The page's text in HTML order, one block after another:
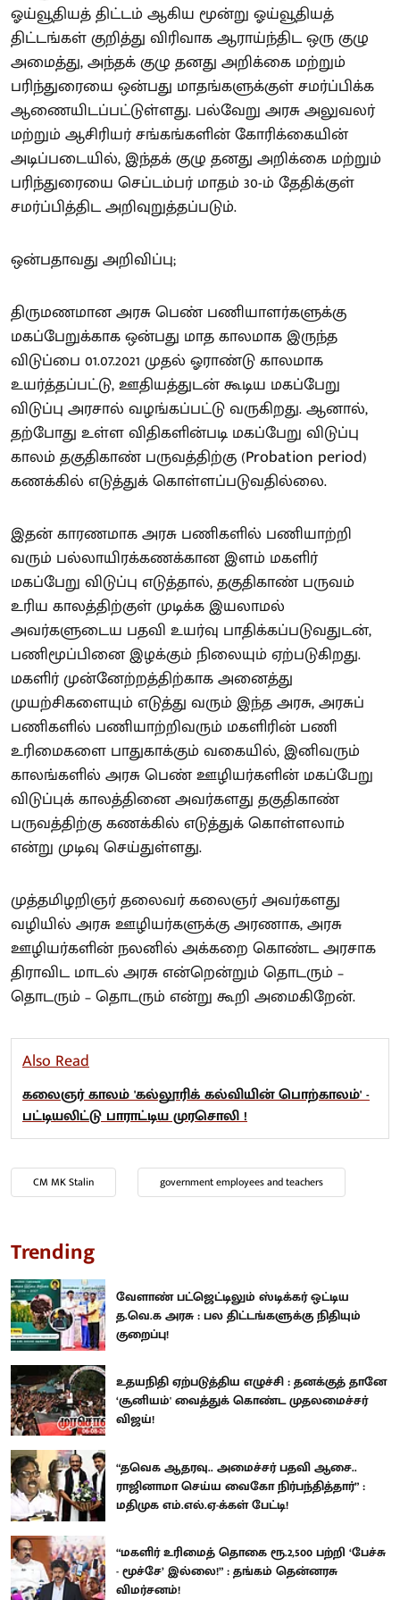
ஓய்வூதியத் திட்டம் ஆகிய மூன்று ஓய்வூதியத்
திட்டங்கள் குறித்து விரிவாக ஆராய்ந்திட ஒரு குழு
அமைத்து, அந்தக் குழு தனது அறிக்கை மற்றும்
பரிந்துரையை ஒன்பது மாதங்களுக்குள் சமர்ப்பிக்க
ஆணையிடப்பட்டுள்ளது. பல்வேறு அரசு அலுவலர்
மற்றும் ஆசிரியர் சங்கங்களின் கோரிக்கையின்
அடிப்படையில், இந்தக் குழு தனது அறிக்கை மற்றும்
பரிந்துரையை செப்டம்பர் மாதம் 30-ம் தேதிக்குள்
சமர்ப்பித்திட அறிவுறுத்தப்படும்.
ஒன்பதாவது அறிவிப்பு;
திருமணமான அரசு பெண் பணியாளர்களுக்கு
மகப்பேறுக்காக ஒன்பது மாத காலமாக இருந்த
விடுப்பை 01.07.2021 முதல் ஓராண்டு காலமாக
உயர்த்தப்பட்டு, ஊதியத்துடன் கூடிய மகப்பேறு
விடுப்பு அரசால் வழங்கப்பட்டு வருகிறது. ஆனால்,
தற்போது உள்ள விதிகளின்படி மகப்பேறு விடுப்பு
காலம் தகுதிகாண் பருவத்திற்கு (Probation period)
கணக்கில் எடுத்துக் கொள்ளப்படுவதில்லை.
இதன் காரணமாக அரசு பணிகளில் பணியாற்றி
வரும் பல்லாயிரக்கணக்கான இளம் மகளிர்
மகப்பேறு விடுப்பு எடுத்தால், தகுதிகாண் பருவம்
உரிய காலத்திற்குள் முடிக்க இயலாமல்
அவர்களுடைய பதவி உயர்வு பாதிக்கப்படுவதுடன்,
பணிமூப்பினை இழக்கும் நிலையும் ஏற்படுகிறது.
மகளிர் முன்னேற்றத்திற்காக அனைத்து
முயற்சிகளையும் எடுத்து வரும் இந்த அரசு, அரசுப்
பணிகளில் பணியாற்றிவரும் மகளிரின் பணி
உரிமைகளை பாதுகாக்கும் வகையில், இனிவரும்
காலங்களில் அரசு பெண் ஊழியர்களின் மகப்பேறு
விடுப்புக் காலத்தினை அவர்களது தகுதிகாண்
பருவத்திற்கு கணக்கில் எடுத்துக் கொள்ளலாம்
என்று முடிவு செய்துள்ளது.
முத்தமிழறிஞர் தலைவர் கலைஞர் அவர்களது
வழியில் அரசு ஊழியர்களுக்கு அரணாக, அரசு
ஊழியர்களின் நலனில் அக்கறை கொண்ட அரசாக
திராவிட மாடல் அரசு என்றென்றும் தொடரும் –
தொடரும் – தொடரும் என்று கூறி அமைகிறேன்.
Also Read
கலைஞர் காலம் 'கல்லூரிக் கல்வியின் பொற்காலம்' -
பட்டியலிட்டு பாராட்டிய முரசொலி !
CM MK Stalin government employees and teachers
Trending
வேளாண் பட்ஜெட்டிலும் ஸ்டிக்கர் ஒட்டிய
த.வெ.க அரசு : பல திட்டங்களுக்கு நிதியும்
குறைப்பு!
உதயநிதி ஏற்படுத்திய எழுச்சி : தனக்குத் தானே
‘சூனியம்' வைத்துக் கொண்ட முதலமைச்சர்
விஜய்!
“தவெக ஆதரவு.. அமைச்சர் பதவி ஆசை..
ராஜினாமா செய்ய வைகோ நிர்பந்தித்தார்” :
மதிமுக எம்.எல்.ஏ-க்கள் பேட்டி!
“மகளிர் உரிமைத் தொகை ரூ.2,500 பற்றி ‘பேச்சு
- மூச்சே’ இல்லை!” : தங்கம் தென்னரசு
விமர்சனம்!